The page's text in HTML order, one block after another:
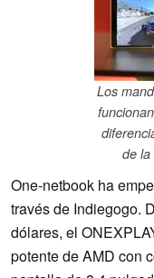
Los
de la
One-netbook ha
través de Indiegogo.
dólares, el
potente de AMD con